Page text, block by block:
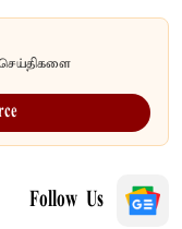
Follow Us